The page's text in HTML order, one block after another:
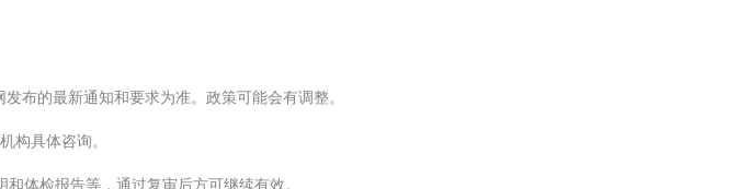
布的最新通知和要求为准。政策可能会有调整。
构具体咨询。
体检报告等，通过复审后方可继续有效。